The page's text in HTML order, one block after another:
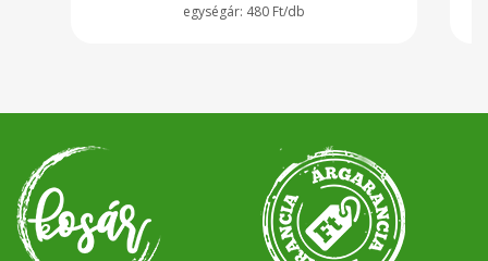
480 Ft/db